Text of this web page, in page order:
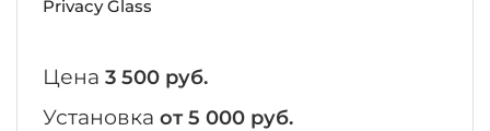
Privacy Glass
Цена 3 500 руб.
Установка от 5 000 руб.